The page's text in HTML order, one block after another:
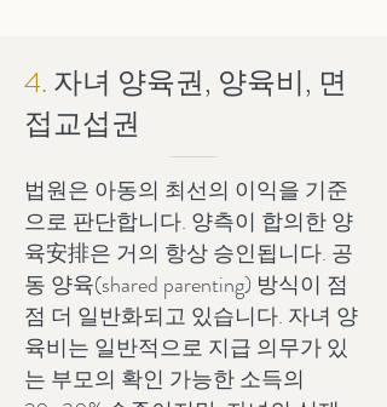
4. 자녀 양육권, 양육비, 면
접교섭권
법원은 아동의 최선의 이익을 기준
으로 판단합니다. 양측이 합의한 양
육安排은 거의 항상 승인됩니다. 공
동 양육(shared parenting) 방식이 점
점 더 일반화되고 있습니다. 자녀 양
육비는 일반적으로 지급 의무가 있
는 부모의 확인 가능한 소득의